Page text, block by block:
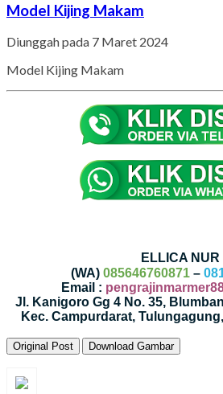
Model Kijing Makam
Diunggah pada 7 Maret 2024
Model Kijing Makam
ELLICA NUR
(WA) 085646760871–
Email :
Jl. Kanigoro Gg 4 No. 35,
Kec. Campurdarat,
Original Post Download Gambar